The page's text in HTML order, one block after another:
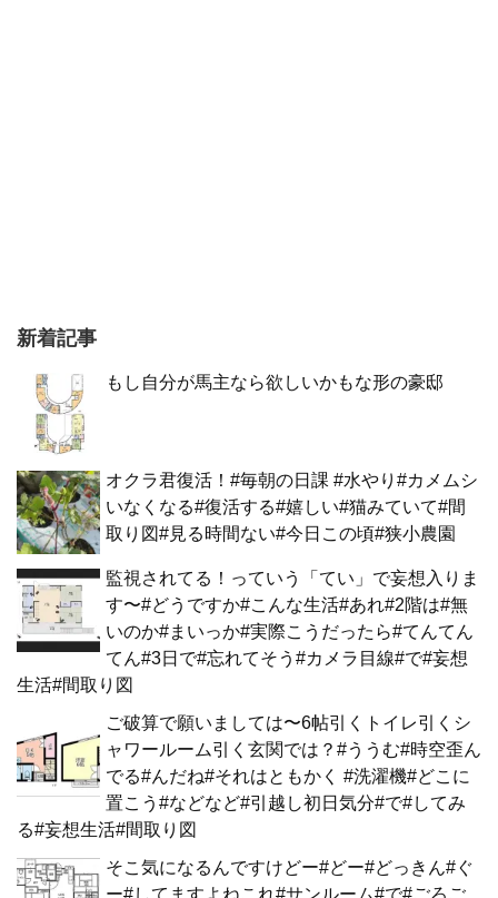
新着記事
もし自分が馬主なら欲しいかもな形の豪邸
オクラ君復活！#毎朝の日課 #水やり#カメムシ
いなくなる#復活する#嬉しい#猫みていて#間
取り図#見る時間ない#今日この頃#狭小農園
監視されてる！っていう「てい」で妄想入りま
す〜#どうですか#こんな生活#あれ#2階は#無
いのか#まいっか#実際こうだったら#てんてん
てん#3日で#忘れてそう#カメラ目線#で#妄想
生活#間取り図
ご破算で願いましては〜6帖引くトイレ引くシ
ャワールーム引く玄関では？#ううむ#時空歪ん
でる#んだね#それはともかく #洗濯機#どこに
置こう#などなど#引越し初日気分#で#してみ
る#妄想生活#間取り図
そこ気になるんですけどー#どー#どっきん#ぐ